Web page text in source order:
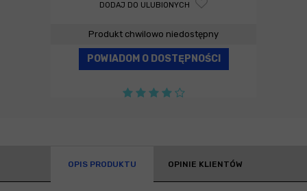
DODAJ DO ULUBIONYCH
Produkt chwilowo niedostępny
POWIADOM O DOSTĘPNOŚCI
OPIS PRODUKTU OPINIE KLIENTÓW